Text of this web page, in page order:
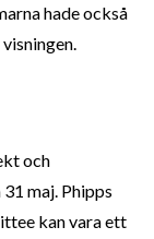
hade också
och
maj. Phipps
kan vara ett